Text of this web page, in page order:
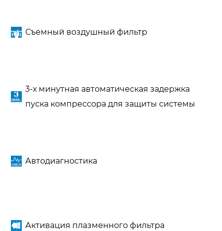
Съемный воздушный фильтр
3-х минутная автоматическая задержка
пуска компрессора для защиты системы
Автодиагностика
Активация плазменного фильтра